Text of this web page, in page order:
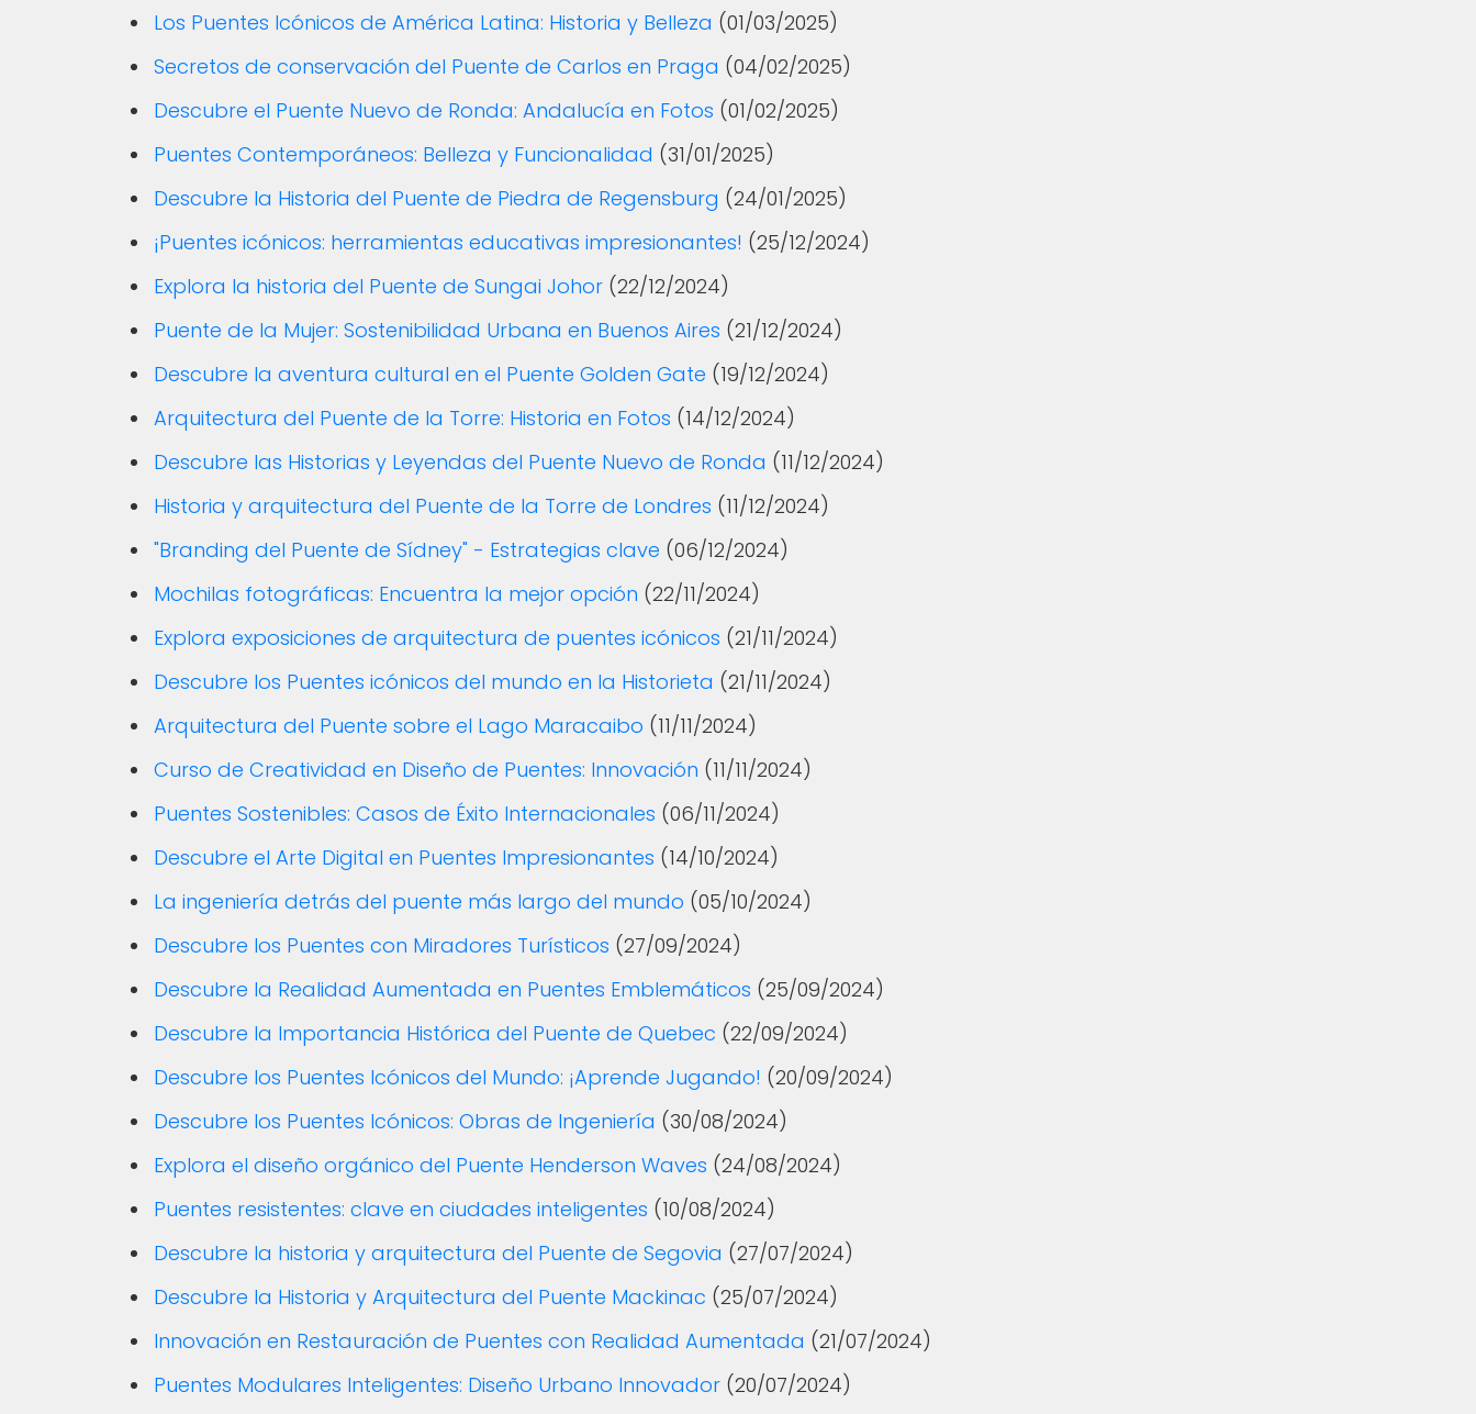
Los Puentes Icónicos de América Latina: Historia y Belleza (01/03/2025)
Secretos de conservación del Puente de Carlos en Praga (04/02/2025)
Descubre el Puente Nuevo de Ronda: Andalucía en Fotos (01/02/2025)
Puentes Contemporáneos: Belleza y Funcionalidad (31/01/2025)
Descubre la Historia del Puente de Piedra de Regensburg (24/01/2025)
¡Puentes icónicos: herramientas educativas impresionantes! (25/12/2024)
Explora la historia del Puente de Sungai Johor (22/12/2024)
Puente de la Mujer: Sostenibilidad Urbana en Buenos Aires (21/12/2024)
Descubre la aventura cultural en el Puente Golden Gate (19/12/2024)
Arquitectura del Puente de la Torre: Historia en Fotos (14/12/2024)
Descubre las Historias y Leyendas del Puente Nuevo de Ronda (11/12/2024)
Historia y arquitectura del Puente de la Torre de Londres (11/12/2024)
"Branding del Puente de Sídney" - Estrategias clave (06/12/2024)
Mochilas fotográficas: Encuentra la mejor opción (22/11/2024)
Explora exposiciones de arquitectura de puentes icónicos (21/11/2024)
Descubre los Puentes icónicos del mundo en la Historieta (21/11/2024)
Arquitectura del Puente sobre el Lago Maracaibo (11/11/2024)
Curso de Creatividad en Diseño de Puentes: Innovación (11/11/2024)
Puentes Sostenibles: Casos de Éxito Internacionales (06/11/2024)
Descubre el Arte Digital en Puentes Impresionantes (14/10/2024)
La ingeniería detrás del puente más largo del mundo (05/10/2024)
Descubre los Puentes con Miradores Turísticos (27/09/2024)
Descubre la Realidad Aumentada en Puentes Emblemáticos (25/09/2024)
Descubre la Importancia Histórica del Puente de Quebec (22/09/2024)
Descubre los Puentes Icónicos del Mundo: ¡Aprende Jugando! (20/09/2024)
Descubre los Puentes Icónicos: Obras de Ingeniería (30/08/2024)
Explora el diseño orgánico del Puente Henderson Waves (24/08/2024)
Puentes resistentes: clave en ciudades inteligentes (10/08/2024)
Descubre la historia y arquitectura del Puente de Segovia (27/07/2024)
Descubre la Historia y Arquitectura del Puente Mackinac (25/07/2024)
Innovación en Restauración de Puentes con Realidad Aumentada (21/07/2024)
Puentes Modulares Inteligentes: Diseño Urbano Innovador (20/07/2024)